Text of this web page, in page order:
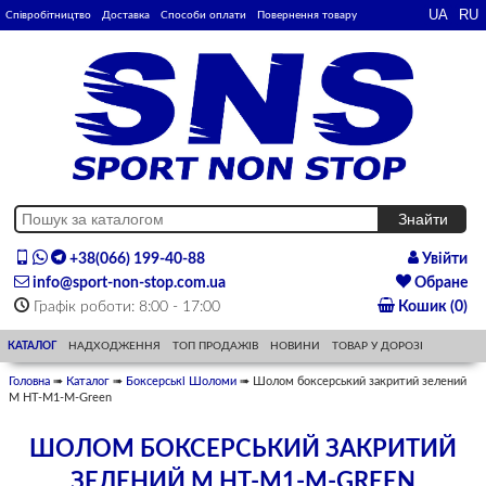
Співробітництво Доставка Способи оплати Повернення товару
+38(066) 199-40-88
info@sport-non-stop.com.ua
Графік роботи: 8:00 - 17:00
Увійти
Обране
Кошик (0)
КАТАЛОГ НАДХОДЖЕННЯ ТОП ПРОДАЖІВ НОВИНИ ТОВАР У ДОРОЗІ
Головна ➠ Каталог ➠ Боксерські Шоломи ➠ Шолом боксерський закритий зелений
М HT-M1-M-Green
ШОЛОМ БОКСЕРСЬКИЙ ЗАКРИТИЙ